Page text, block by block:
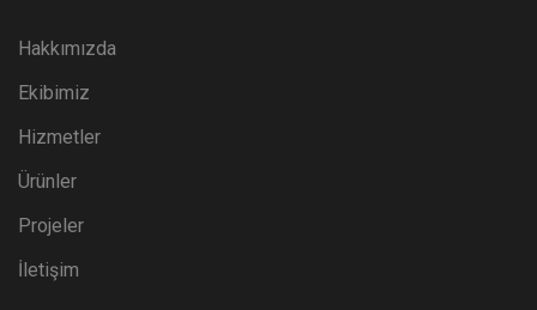
Hakkımızda
Ekibimiz
Hizmetler
Ürünler
Projeler
İletişim